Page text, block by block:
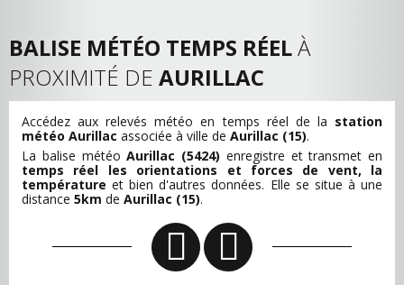
BALISE MÉTÉO TEMPS RÉELÀ
PROXIMITÉ DE AURILLAC
Accédez aux relevés météo en temps réel de la station
météo Aurillac associée à ville de Aurillac (15).
La balise météoAurillac (5424) enregistre et transmet en
temps réel les orientations et forces de vent, la
température et bien d'autres données. Elle se situe à une
distance 5km de Aurillac (15).